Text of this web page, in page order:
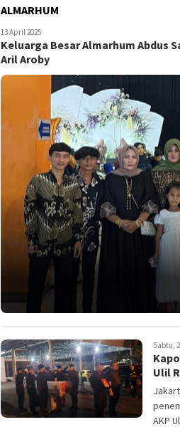
ALMARHUM
13 April 2025
Keluarga Besar Almarhum Abdus
Aril Aroby
Sabtu,
Ulil
AKP